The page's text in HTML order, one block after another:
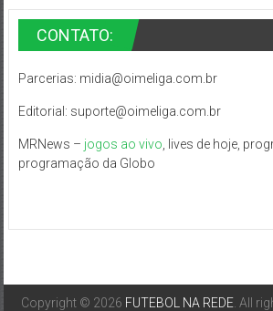
CONTATO:
Parcerias: midia@oimeliga.com.br
Editorial: suporte@oimeliga.com.br
MRNews – jogos ao vivo , lives de hoje,
programação da Globo
Copyright © 2026 FUTEBOL NA REDE. All